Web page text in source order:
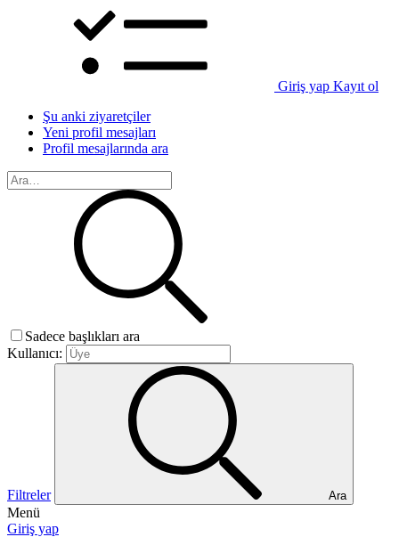
Giriş yap Kayıt ol
Şu anki ziyaretçiler
Yeni profil mesajları
Profil mesajlarında ara
Sadece başlıkları ara
Kullanıcı:
Filtreler Ara
Menü
Giriş yap